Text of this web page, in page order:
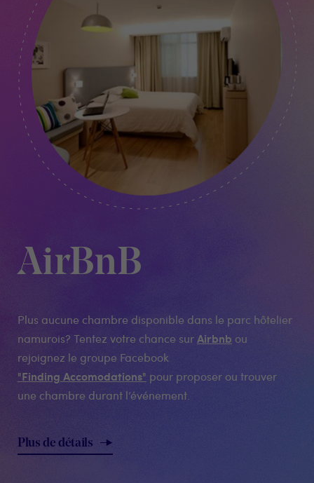
AirBnB
Plus aucune chambre disponible dans le parc hôtelier
namurois? Tentez votre chance surAirbnb ou
rejoignez le groupe Facebook
"Finding Accomodations" pour proposer ou trouver
une chambre durant l’événement.
Plus de détails